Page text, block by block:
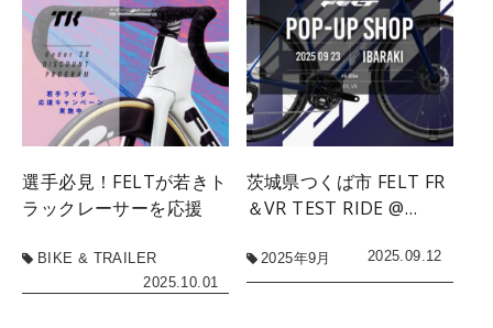
選手必見！FELTが若きト
ラックレーサーを応援
BIKE & TRAILER
2025.10.01
茨城県つくば市 FELT FR
＆VR TEST RIDE @…
2025年9月 2025.09.12